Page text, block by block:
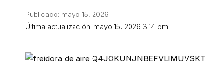
Última actualización: mayo 15, 2026 3:14 pm
Publicado: mayo 15, 2026